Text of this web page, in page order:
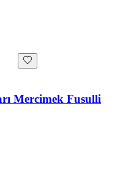
Mercimek Fusulli